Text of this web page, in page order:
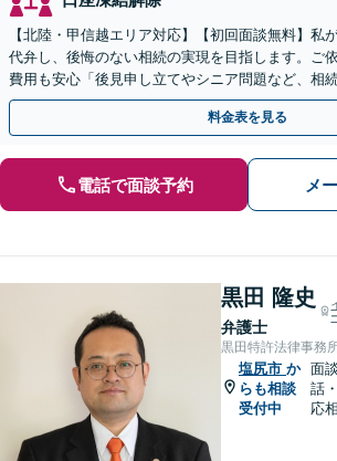
【北陸・甲信越エリア対応】【初回面談無料】私
代弁し、後悔のない相続の実現を目指します。ご
費用も安心「後見申し立てやシニア問題など、相
対処可能」【WEB面談対応】
料金表を見る
電話で面談予約 メ
黒田 隆史
弁護士
黒田特許法律事務
塩尻市 か
らも相談
受付中
面
話
応